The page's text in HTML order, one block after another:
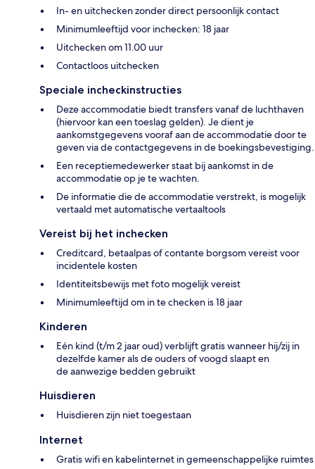
In- en uitchecken zonder direct persoonlijk contact
Minimumleeftijd voor inchecken: 18 jaar
Uitchecken om 11.00 uur
Contactloos uitchecken
Speciale incheckinstructies
Deze accommodatie biedt transfers vanaf de luchthaven
(hiervoor kan een toeslag gelden). Je dient je
aankomstgegevens vooraf aan de accommodatie door te
geven via de contactgegevens in de boekingsbevestiging.
Een receptiemedewerker staat bij aankomst in de
accommodatie op je te wachten.
De informatie die de accommodatie verstrekt, is mogelijk
vertaald met automatische vertaaltools
Vereist bij het inchecken
Creditcard, betaalpas of contante borgsom vereist voor
incidentele kosten
Identiteitsbewijs met foto mogelijk vereist
Minimumleeftijd om in te checken is 18 jaar
Kinderen
Eén kind (t/m 2 jaar oud) verblijft gratis wanneer hij/zij in
dezelfde kamer als de ouders of voogd slaapt en
de aanwezige bedden gebruikt
Huisdieren
Huisdieren zijn niet toegestaan
Internet
Gratis wifi en kabelinternet in gemeenschappelijke ruimtes